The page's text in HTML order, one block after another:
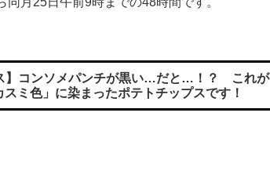
】コンソメパンチが黒い…だと…！？ これが
スミ色」に染まったポテトチップスです！